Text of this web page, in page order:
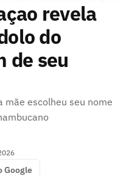
revela
do
de seu
mãe escolheu seu nome
Google